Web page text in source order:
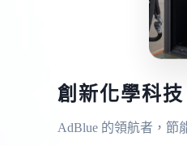
創新化學科
AdBlue 的領航者，節